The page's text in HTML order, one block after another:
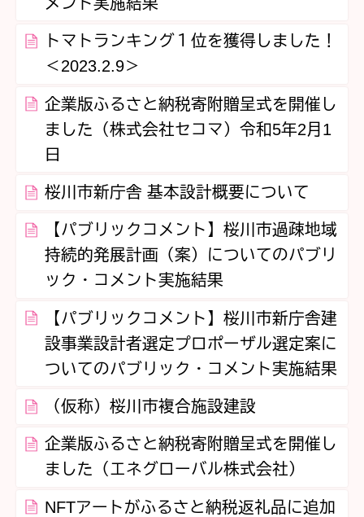
トマトランキング１位を獲得しました！
＜2023.2.9＞
企業版ふるさと納税寄附贈呈式を開催し
ました（株式会社セコマ）令和5年2月1
日
桜川市新庁舎 基本設計概要について
【パブリックコメント】桜川市過疎地域
持続的発展計画（案）についてのパブリ
ック・コメント実施結果
【パブリックコメント】桜川市新庁舎建
設事業設計者選定プロポーザル選定案に
ついてのパブリック・コメント実施結果
（仮称）桜川市複合施設建設
企業版ふるさと納税寄附贈呈式を開催し
ました（エネグローバル株式会社）
NFTアートがふるさと納税返礼品に追加